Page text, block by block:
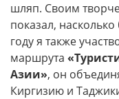
шляп. Своим
показал,
году я также
маршрута
Азии», он
Киргизию и